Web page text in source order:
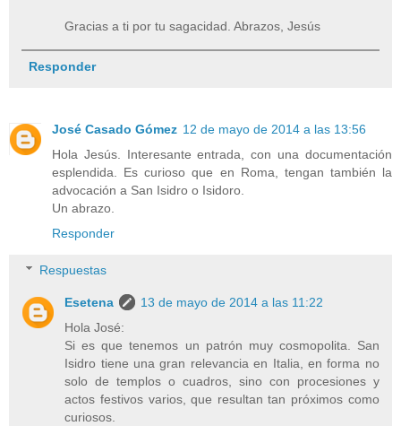
Gracias a ti por tu sagacidad. Abrazos, Jesús
Responder
José Casado Gómez 12 de mayo de 2014 a las 13:56
Hola Jesús. Interesante entrada, con una documentación
esplendida. Es curioso que en Roma, tengan también la
advocación a San Isidro o Isidoro.
Un abrazo.
Responder
Respuestas
Esetena
13 de mayo de 2014 a las 11:22
Hola José:
Si es que tenemos un patrón muy cosmopolita. San
Isidro tiene una gran relevancia en Italia, en forma no
solo de templos o cuadros, sino con procesiones y
actos festivos varios, que resultan tan próximos como
curiosos.